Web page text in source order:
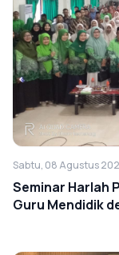
Sabtu, 08 Agustus
Seminar Harlah
Guru Mendidik